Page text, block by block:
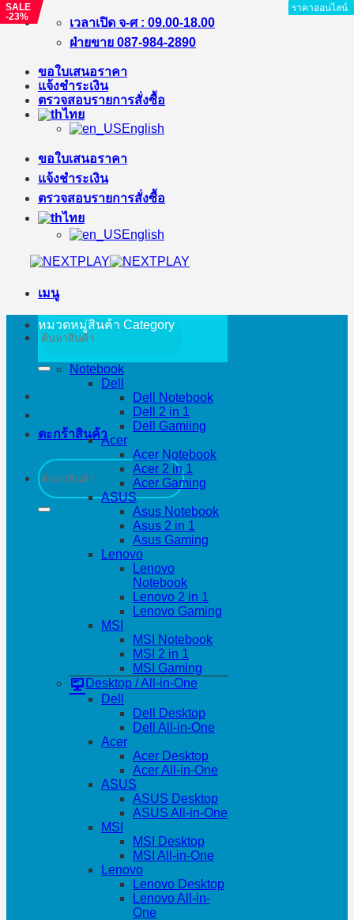
ข้าม
เนื้อหา
เวลาเปิด จ-ศ : 09.00-18.00
ฝ่ายขาย 087-984-2890
ขอใบเสนอราคา
แจ้งชำระเงิน
ตรวจสอบรายการสั่งซื้อ
ไทย
English
ขอใบเสนอราคา
แจ้งชำระเงิน
ตรวจสอบรายการสั่งซื้อ
ไทย
English
เมนู
ค้นหา:
ตะกร้าสินค้า
ค้นหา:
หมวดหมู่สินค้า Category
Notebook
Dell
Dell Notebook
Dell 2 in 1
Dell Gamiing
Acer
Acer Notebook
Acer 2 in 1
Acer Gaming
ASUS
Asus Notebook
Asus 2 in 1
Asus Gaming
Lenovo
Lenovo
Notebook
Lenovo 2 in 1
Lenovo Gaming
MSI
MSI Notebook
MSI 2 in 1
MSI Gaming
Desktop / All-in-One
Dell
Dell Desktop
Dell All-in-One
Acer
Acer Desktop
Acer All-in-One
ASUS
ASUS Desktop
ASUS All-in-One
MSI
MSI Desktop
MSI All-in-One
Lenovo
Lenovo Desktop
Lenovo All-in-
One
ราคาออนไลน์
ราคาออนไลน์
ราคาออนไลน์
ราคาออนไลน์
ราคาออนไลน์
ราคาออนไลน์
SALE
-20%
ราคาออนไลน์
ราคาออนไลน์
SALE
-23%